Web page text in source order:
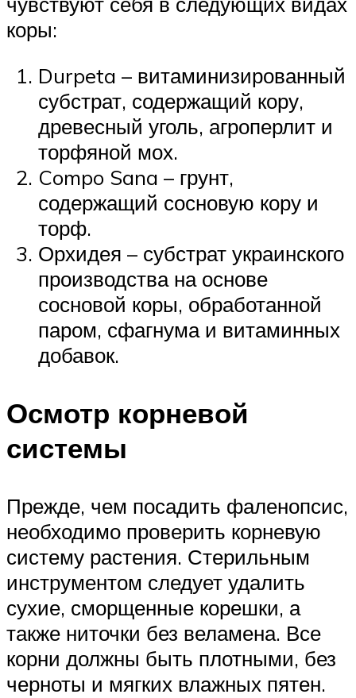
коры:
Durpeta – витаминизированный
субстрат, содержащий кору,
древесный уголь, агроперлит и
торфяной мох.
Compo Sana – грунт,
содержащий сосновую кору и
торф.
Орхидея – субстрат украинского
производства на основе
сосновой коры, обработанной
паром, сфагнума и витаминных
добавок.
Осмотр корневой
системы
Прежде, чем посадить фаленопсис,
необходимо проверить корневую
систему растения. Стерильным
инструментом следует удалить
сухие, сморщенные корешки, а
также ниточки без веламена. Все
корни должны быть плотными, без
черноты и мягких влажных пятен.